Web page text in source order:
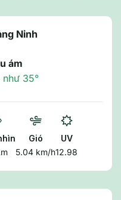
Ninh
ám
35°
Gió
5.04 km/h
UV
12.98